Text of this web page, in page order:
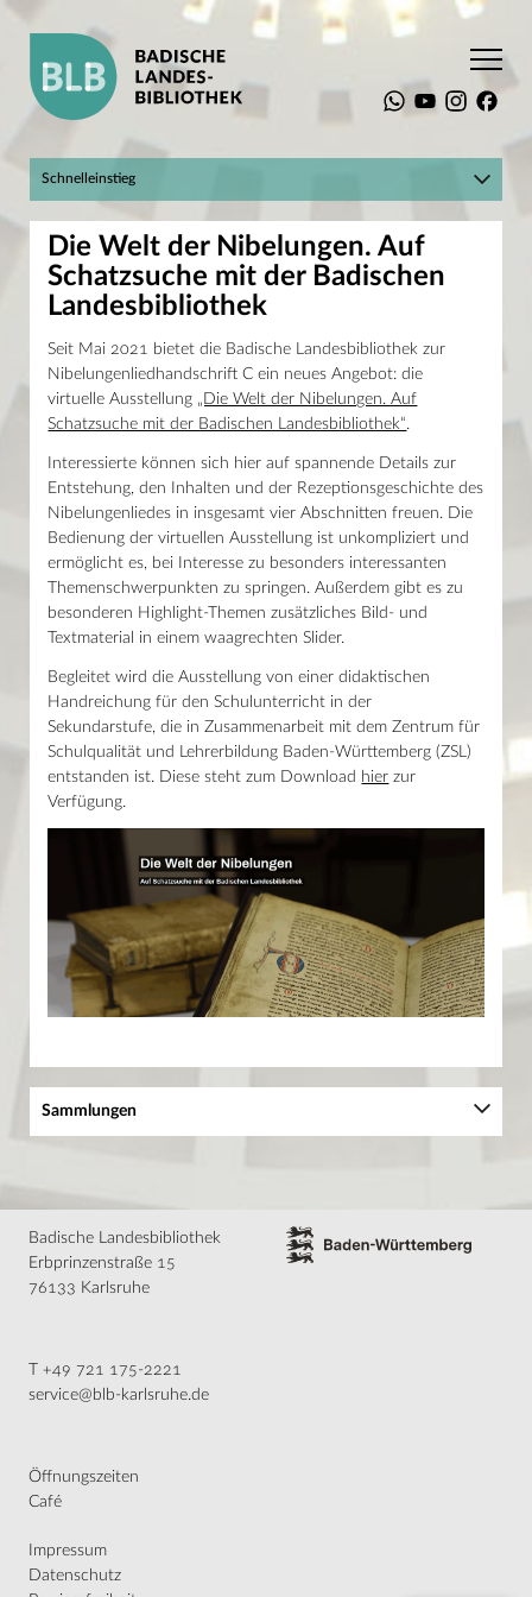
Startseite Sammlungen
Virtuelle Ausstellung
Suchen
Recherche
Service
Sammlungen
Baden-Württemberg
Handschriften
Alte Drucke und Rara
Autographen und Nachlässe
Musikalien
Historische Karten
Digitalisierte Bestände
UNESCO-Weltdokumentenerbe Nibelungenlied
UNESCO-Weltdokumentenerbe
Das Nibelungenlied
Die Handschrift C
Weitere Informationen
Aktuelles
News
Presse
Mein Konto
Die Welt der Nibelungen. Auf
Schatzsuche mit der Badischen
Landesbibliothek
Seit Mai 2021 bietet die Badische Landesbibliothek zur
Nibelungenliedhandschrift C ein neues Angebot: die
virtuelle Ausstellung „Die Welt der Nibelungen. Auf
Schatzsuche mit der Badischen Landesbibliothek“.
Interessierte können sich hier auf spannende Details zur
Entstehung, den Inhalten und der Rezeptionsgeschichte des
Nibelungenliedes in insgesamt vier Abschnitten freuen. Die
Bedienung der virtuellen Ausstellung ist unkompliziert und
ermöglicht es, bei Interesse zu besonders interessanten
Themenschwerpunkten zu springen. Außerdem gibt es zu
besonderen Highlight-Themen zusätzliches Bild- und
Textmaterial in einem waagrechten Slider.
Begleitet wird die Ausstellung von einer didaktischen
Handreichung für den Schulunterricht in der
Sekundarstufe, die in Zusammenarbeit mit dem Zentrum für
Schulqualität und Lehrerbildung Baden-Württemberg (ZSL)
entstanden ist. Diese steht zum Download hier zur
Verfügung.
Schnelleinstieg
Hier geht's zum BLBlog!
Mein Konto
Katalog plus
Raumbuchungssystem
Landesbibliographie
Digitale Sammlungen
Online-Kurse und Tutorials
Adresse
Erbprinzenstraße 15
T +49 721 175-2221
service@blb-karlsruhe.de
Öffnungszeiten
Haupthaus
Mo–Fr 9–19 Uhr / Sa 10–18 Uhr
Lesesaal Sammlungen
Mo–Mi/Fr 9.30–16 Uhr / Do 9.30–18 Uhr
Wissenstor
Sammlungen
Alte Drucke und Rara
Autographen und Nachlässe
Musikalien
UNESCO-Weltdokumentenerbe
Das Nibelungenlied
Landesbibliothek
Badische Landesbibliothek
Erbprinzenstraße 15
76133 Karlsruhe
T +49 721 175-2221
service@blb-karlsruhe.de
Öffnungszeiten
Café
Impressum
Datenschutz